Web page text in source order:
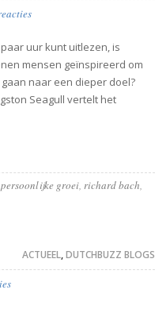
uur kunt uitlezen, is
mensen geïnspireerd om
naar een dieper doel?
Seagull vertelt het
persoonlijke groei, richard bach,
ACTUEEL,DUTCHBUZZ BLOGS